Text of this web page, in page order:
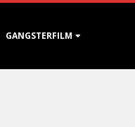
GANGSTERFILM